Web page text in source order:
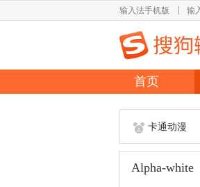
输入法手机版 输
首页
卡通动漫
Alpha-white